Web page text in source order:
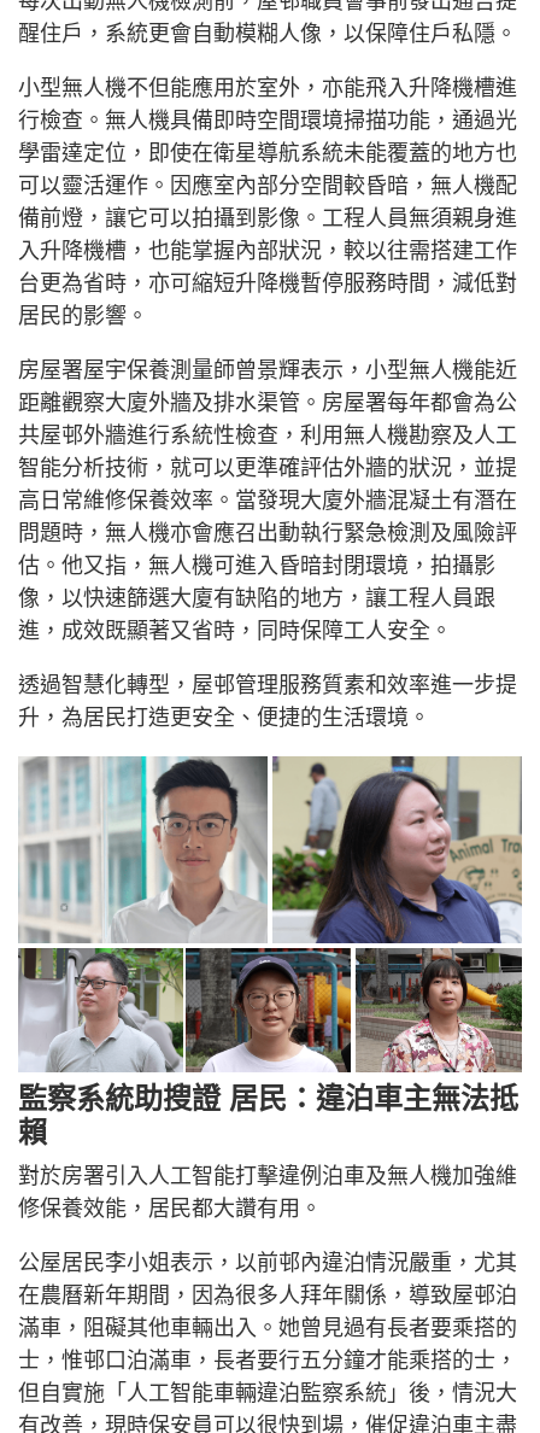
醒住戶，系統更會自動模糊人像，以保障住戶私隱。
小型無人機不但能應用於室外，亦能飛入升降機槽進
行檢查。無人機具備即時空間環境掃描功能，通過光
學雷達定位，即使在衛星導航系統未能覆蓋的地方也
可以靈活運作。因應室內部分空間較昏暗，無人機配
備前燈，讓它可以拍攝到影像。工程人員無須親身進
入升降機槽，也能掌握內部狀況，較以往需搭建工作
台更為省時，亦可縮短升降機暫停服務時間，減低對
居民的影響。
房屋署屋宇保養測量師曾景輝表示，小型無人機能近
距離觀察大廈外牆及排水渠管。房屋署每年都會為公
共屋邨外牆進行系統性檢查，利用無人機勘察及人工
智能分析技術，就可以更準確評估外牆的狀況，並提
高日常維修保養效率。當發現大廈外牆混凝土有潛在
問題時，無人機亦會應召出動執行緊急檢測及風險評
估。他又指，無人機可進入昏暗封閉環境，拍攝影
像，以快速篩選大廈有缺陷的地方，讓工程人員跟
進，成效既顯著又省時，同時保障工人安全。
透過智慧化轉型，屋邨管理服務質素和效率進一步提
升，為居民打造更安全、便捷的生活環境。
監察系統助搜證 居民：違泊車主無法抵
賴
對於房署引入人工智能打擊違例泊車及無人機加強維
修保養效能，居民都大讚有用。
公屋居民李小姐表示，以前邨內違泊情況嚴重，尤其
在農曆新年期間，因為很多人拜年關係，導致屋邨泊
滿車，阻礙其他車輛出入。她曾見過有長者要乘搭的
士，惟邨口泊滿車，長者要行五分鐘才能乘搭的士，
但自實施「人工智能車輛違泊監察系統」後，情況大
有改善，現時保安員可以很快到場，催促違泊車主盡